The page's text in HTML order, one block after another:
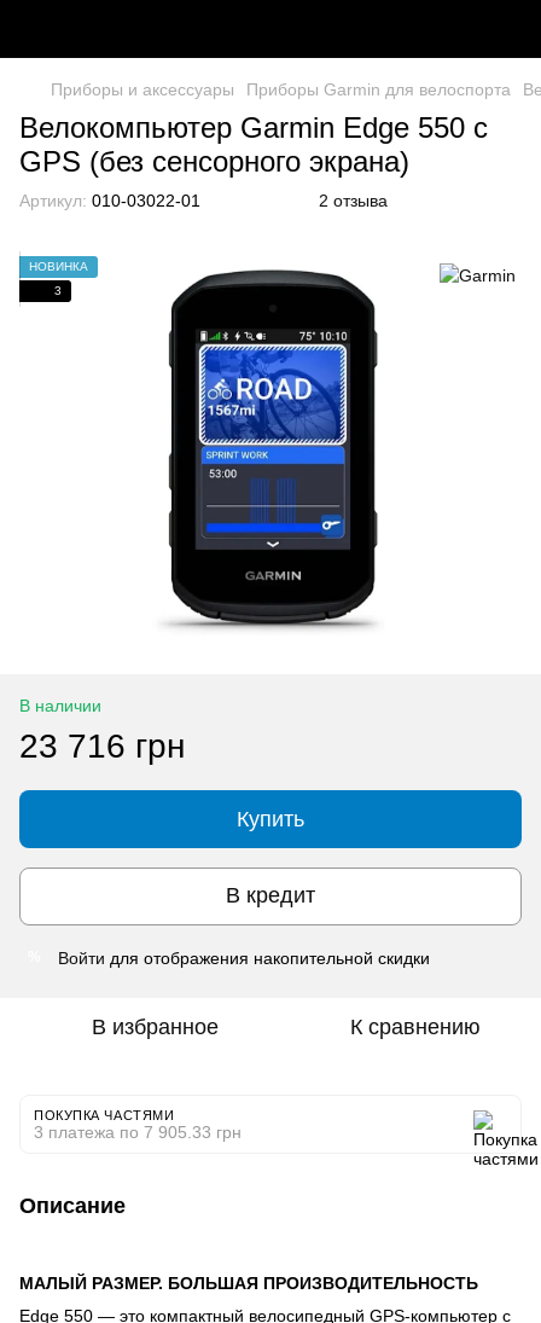
Приборы и аксессуары Приборы Garmin для велоспорта
Велокомпьютер Garmin Edge 550 с
GPS (без сенсорного экрана)
Артикул: 010-03022-01 2 отзыва
НОВИНКА
3
В наличии
23 716 грн
Купить
В кредит
Войти для отображения накопительной скидки
В избранное К сравнению
ПОКУПКА ЧАСТЯМИ
3 платежа по 7 905.33 грн
Описание
МАЛЫЙ РАЗМЕР. БОЛЬШАЯ ПРОИЗВОДИТЕЛЬНОСТЬ
Edge 550 — это компактный велосипедный GPS-компьютер с